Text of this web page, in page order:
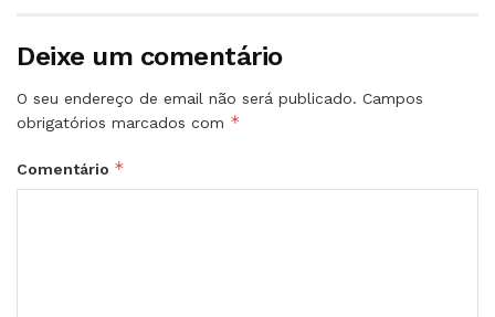
Deixe um comentário
O seu endereço de email não será publicado. Campos
obrigatórios marcados com *
Comentário *